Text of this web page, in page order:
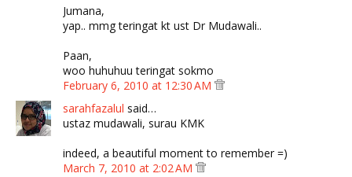
Jumana,
yap.. mmg teringat kt ust Dr Mudawali..
Paan,
woo huhuhuu teringat sokmo
February 6, 2010 at 12:30 AM
sarahfazalul said…
ustaz mudawali, surau KMK
indeed, a beautiful moment to remember =)
March 7, 2010 at 2:02 AM